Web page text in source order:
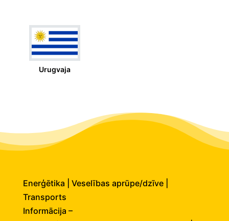
Urugvaja
Enerģētika | Veselības aprūpe/dzīve |
Transports
Informācija –